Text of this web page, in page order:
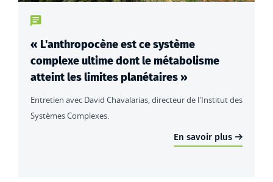
Type de contenu : actualités
« L'anthropocène est ce système
complexe ultime dont le métabolisme
atteint les limites planétaires »
Entretien avec David Chavalarias, directeur de l'Institut des
Systèmes Complexes.
En savoir plus